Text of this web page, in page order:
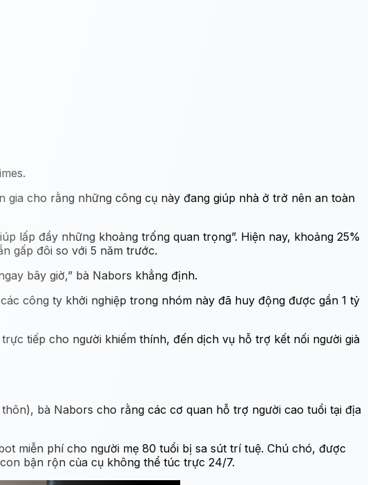
cho rằng những công cụ này đang giúp nhà ở trở nên an toàn
lấp đầy những khoảng trống quan trọng”. Hiện nay, khoảng 25%
gấp đôi so với 5 năm trước.
bây giờ,” bà Nabors khẳng định.
công ty khởi nghiệp trong nhóm này đã huy động được gần 1 tỷ
tiếp cho người khiếm thính, đến dịch vụ hỗ trợ kết nối người già
bà Nabors cho rằng các cơ quan hỗ trợ người cao tuổi tại địa
miễn phí cho người mẹ 80 tuổi bị sa sút trí tuệ. Chú chó, được
bận rộn của cụ không thể túc trực 24/7.